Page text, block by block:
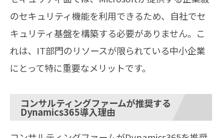
のセキュリティ機能を利用できるため、自社でセ
キュリティ基盤を構築する必要がありません。こ
れは、IT部門のリソースが限られている中小企業
にとって特に重要なメリットです。
コンサルティングファームが推奨する
Dynamics365導入理由